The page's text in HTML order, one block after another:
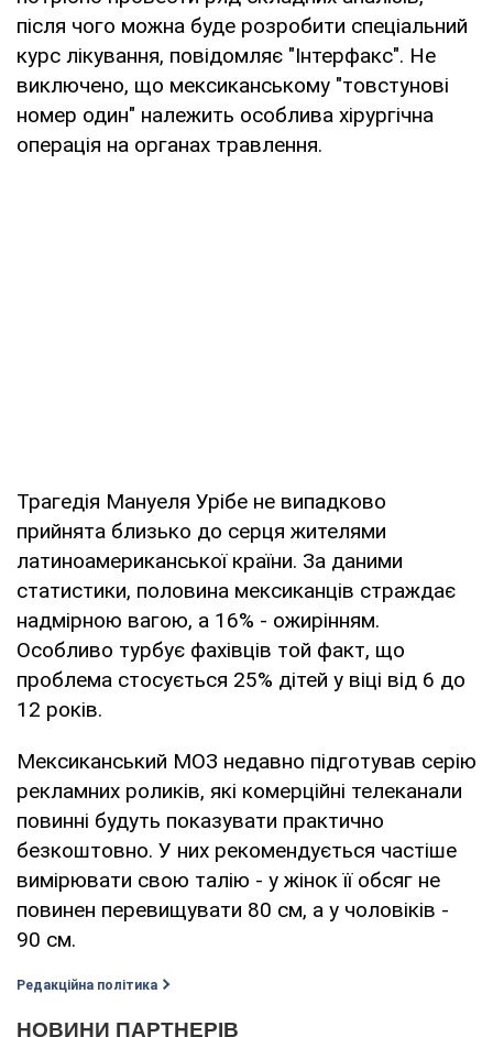
після чого можна буде розробити спеціальний
курс лікування, повідомляє "Інтерфакс". Не
виключено, що мексиканському "товстунові
номер один" належить особлива хірургічна
операція на органах травлення.
Трагедія Мануеля Урібе не випадково
прийнята близько до серця жителями
латиноамериканської країни. За даними
статистики, половина мексиканців страждає
надмірною вагою, а 16% - ожирінням.
Особливо турбує фахівців той факт, що
проблема стосується 25% дітей у віці від 6 до
12 років.
Мексиканський МОЗ недавно підготував серію
рекламних роликів, які комерційні телеканали
повинні будуть показувати практично
безкоштовно. У них рекомендується частіше
вимірювати свою талію - у жінок її обсяг не
повинен перевищувати 80 см, а у чоловіків -
90 см.
Редакційна політика